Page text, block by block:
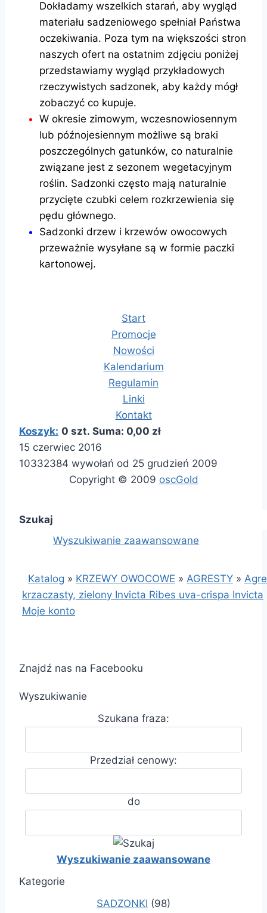
Dokładamy wszelkich starań, aby wygląd
materiału sadzeniowego spełniał Państwa
oczekiwania. Poza tym na większości stron
naszych ofert na ostatnim zdjęciu poniżej
przedstawiamy wygląd przykładowych
rzeczywistych sadzonek, aby każdy mógł
zobaczyć co kupuje.
W okresie zimowym, wczesnowiosennym
lub późnojesiennym możliwe są braki
poszczególnych gatunków, co naturalnie
związane jest z sezonem wegetacyjnym
roślin. Sadzonki często mają naturalnie
przycięte czubki celem rozkrzewienia się
pędu głównego.
Sadzonki drzew i krzewów owocowych
przeważnie wysyłane są w formie paczki
kartonowej.
Start
Promocje
Nowości
Kalendarium
Regulamin
Linki
Kontakt
Koszyk: 0 szt. Suma: 0,00 zł
15 czerwiec 2016
10332384 wywołań od 25 grudzień 2009
Copyright © 2009 oscGold
Szukaj
Wyszukiwanie zaawansowane
Katalog » KRZEWY OWOCOWE » AGRESTY »
krzaczasty, zielony Invicta Ribes uva-crispa Invicta
Moje konto
Znajdź nas na Facebooku
Wyszukiwanie
Szukana fraza:
Przedział cenowy:
do
Wyszukiwanie zaawansowane
Kategorie
SADZONKI (98)